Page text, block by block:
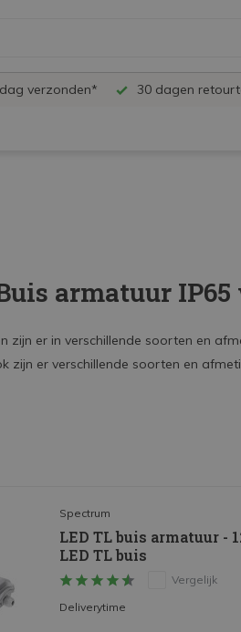
verzonden* 30 dagen
armatuur
zijn er in verschillende soorten en
zijn er verschillende soorten en
Spectrum
LED TL buis armatuur -
LED TL buis
Vergelijk
Deliverytime